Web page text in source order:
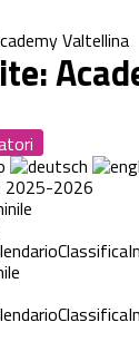
2025-2026
Classifica
Classifica